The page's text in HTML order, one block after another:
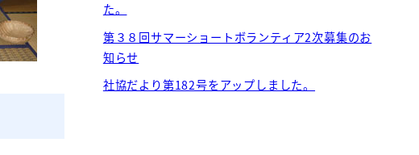
た。
第３８回サマーショートボランティア2次募集のお
知らせ
社協だより第182号をアップしました。